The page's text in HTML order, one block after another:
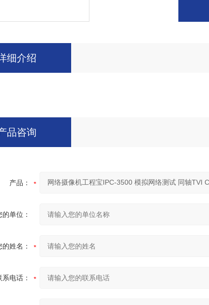
细介绍
品咨询
产品：
的单位：
的姓名：
系电话：